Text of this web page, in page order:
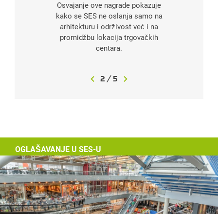
Osvajanje ove nagrade pokazuje
kako se SES ne oslanja samo na
arhitekturu i održivost već i na
promidžbu lokacija trgovačkih
centara.
2 /5
OGLAŠAVANJE U SES-U